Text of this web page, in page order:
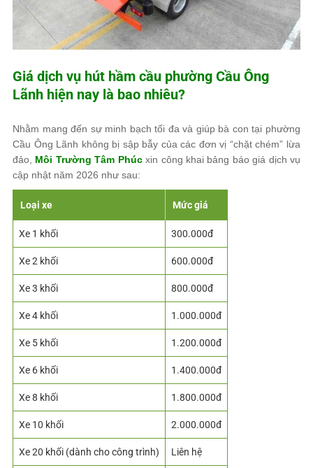
Giá dịch vụ hút hầm cầu phường Cầu Ông
Lãnh hiện nay là bao nhiêu?
Nhằm mang đến sự minh bạch tối đa và giúp bà con tại phường
Cầu Ông Lãnh không bị sập bẫy của các đơn vị “chặt chém” lừa
đảo, Môi Trường Tâm Phúcxin công khai bảng báo giá dịch vụ
cập nhật năm 2026 như sau:
Loại xe Mức giá
Xe 1 khối 300.000đ
Xe 2 khối 600.000đ
Xe 3 khối 800.000đ
Xe 4 khối 1.000.000đ
Xe 5 khối 1.200.000đ
Xe 6 khối 1.400.000đ
Xe 8 khối 1.800.000đ
Xe 10 khối 2.000.000đ
Xe 20 khối (dành cho công trình) Liên hệ